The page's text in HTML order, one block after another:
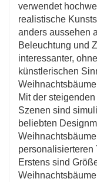
verwendet
realistische
anders aussehen
Beleuchtung und
interessanter,
künstlerischen
Mit der
Szenen sind
beliebten
personalisierteren
Erstens sind